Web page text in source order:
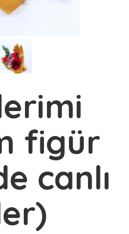
figür
canlı